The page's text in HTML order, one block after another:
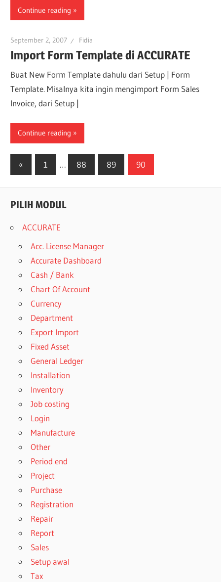
Continue reading
September 2, 2007 Fidia
Import Form Template di ACCURATE
Buat New Form Template dahulu dari Setup | Form
Template. Misalnya kita ingin mengimport Form Sales
Invoice, dari Setup |
Continue reading
Posts
« Previous
Posts
1 … 88 89 90
PILIH MODUL
ACCURATE
Acc. License Manager
Accurate Dashboard
Cash / Bank
Chart Of Account
Currency
Department
Export Import
Fixed Asset
General Ledger
Installation
Inventory
Job costing
Login
Manufacture
Other
Period end
Project
Purchase
Registration
Repair
Report
Sales
Setup awal
Tax